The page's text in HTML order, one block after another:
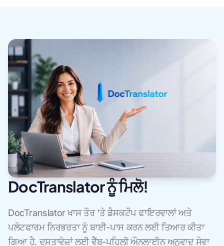
DocTranslator ਨੂੰ ਮਿਲੋ!
DocTranslator ਖਾਸ ਤੌਰ 'ਤੇ ਡੈਸਕਟੌਪ ਫਾਇਰਵਾਲਾਂ ਅਤੇ
ਪਲੇਟਫਾਰਮ ਨਿਰਭਰਤਾ ਨੂੰ ਬਾਈ-ਪਾਸ ਕਰਨ ਲਈ ਤਿਆਰ ਕੀਤਾ
ਗਿਆ ਹੈ. ਦਸਤਾਵੇਜ਼ਾਂ ਲਈ ਵੈੱਬ-ਪਹਿਲੀ ਔਨਲਾਈਨ ਅਨੁਵਾਦ ਸੇਵਾ